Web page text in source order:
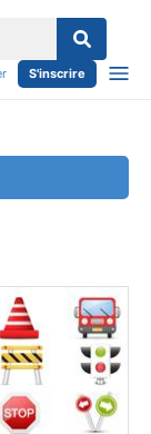
S'inscrire